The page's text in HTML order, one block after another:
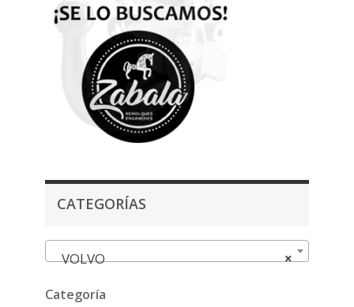
CATEGORÍAS
×
VOLVO
Categoría